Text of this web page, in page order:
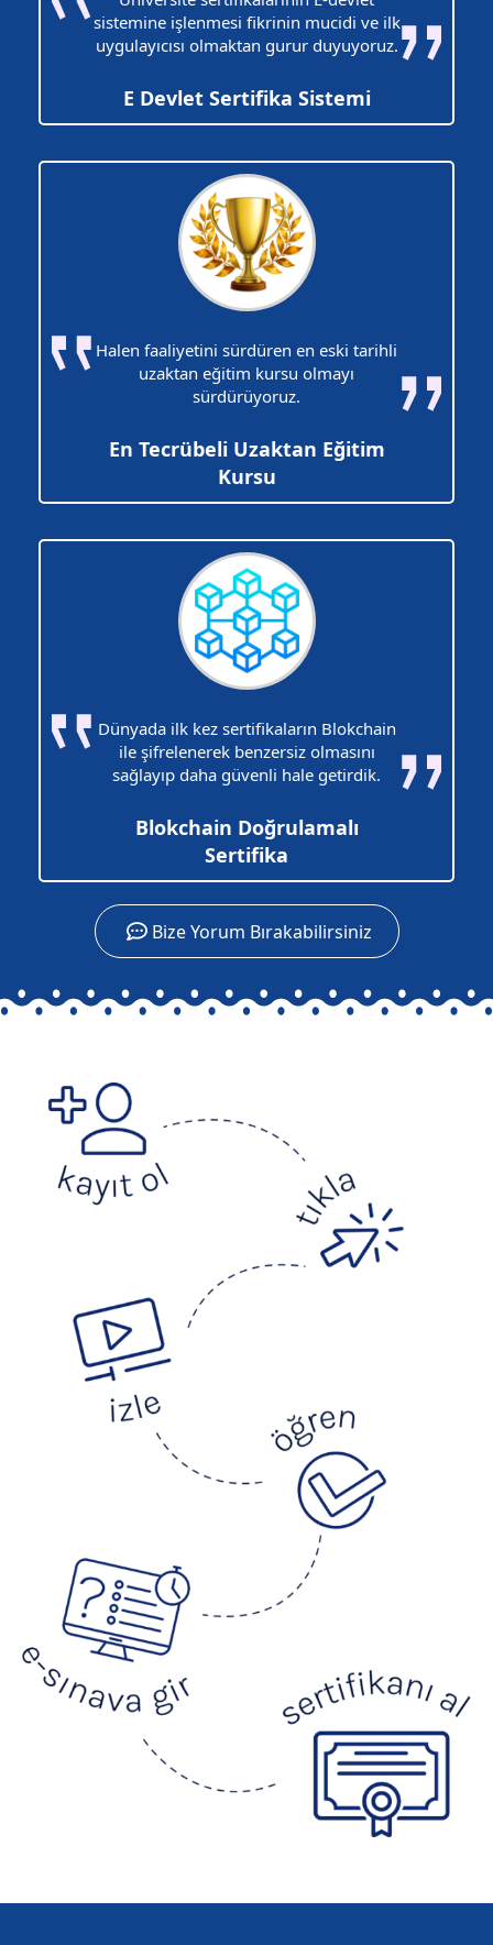
sistemine işlenmesi fikrinin mucidi ve ilk
uygulayıcısı olmaktan gurur duyuyoruz.
E Devlet Sertifika Sistemi
Halen faaliyetini sürdüren en eski tarihli
uzaktan eğitim kursu olmayı
sürdürüyoruz.
En Tecrübeli Uzaktan Eğitim
Kursu
Dünyada ilk kez sertifikaların Blokchain
ile şifrelenerek benzersiz olmasını
sağlayıp daha güvenli hale getirdik.
Blokchain Doğrulamalı
Sertifika
Bize Yorum Bırakabilirsiniz